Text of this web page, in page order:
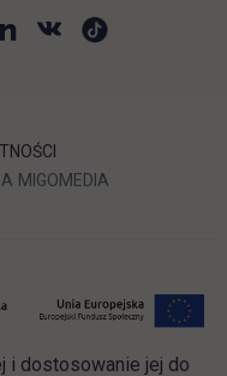
LINK OTWIERA SIĘ W
MIGOMEDIA
i dostosowanie jej do